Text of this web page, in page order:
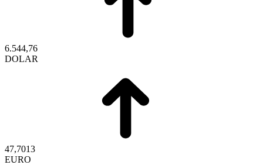
6.544,76
DOLAR
47,7013
EURO